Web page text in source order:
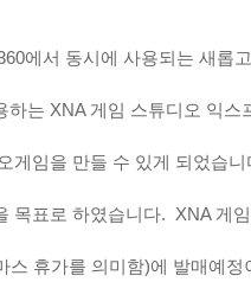
에서 동시에 사용되는 새롭
하는 XNA 게임 스튜디오 익스
게임을 만들 수 있게 되었습
목표로 하였습니다. XNA 게
스 휴가를 의미함)에 발매예